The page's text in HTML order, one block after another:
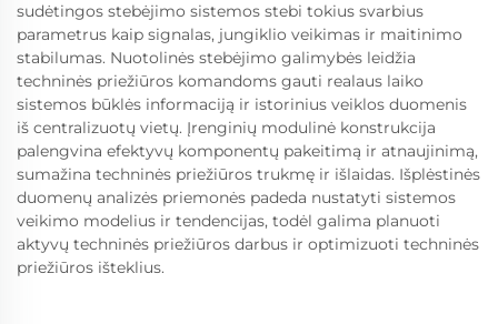
sudėtingos stebėjimo sistemos stebi tokius svarbius
parametrus kaip signalas, jungiklio veikimas ir maitinimo
stabilumas. Nuotolinės stebėjimo galimybės leidžia
techninės priežiūros komandoms gauti realaus laiko
sistemos būklės informaciją ir istorinius veiklos duomenis
iš centralizuotų vietų. Įrenginių modulinė konstrukcija
palengvina efektyvų komponentų pakeitimą ir atnaujinimą,
sumažina techninės priežiūros trukmę ir išlaidas. Išplėstinės
duomenų analizės priemonės padeda nustatyti sistemos
veikimo modelius ir tendencijas, todėl galima planuoti
aktyvų techninės priežiūros darbus ir optimizuoti techninės
priežiūros išteklius.